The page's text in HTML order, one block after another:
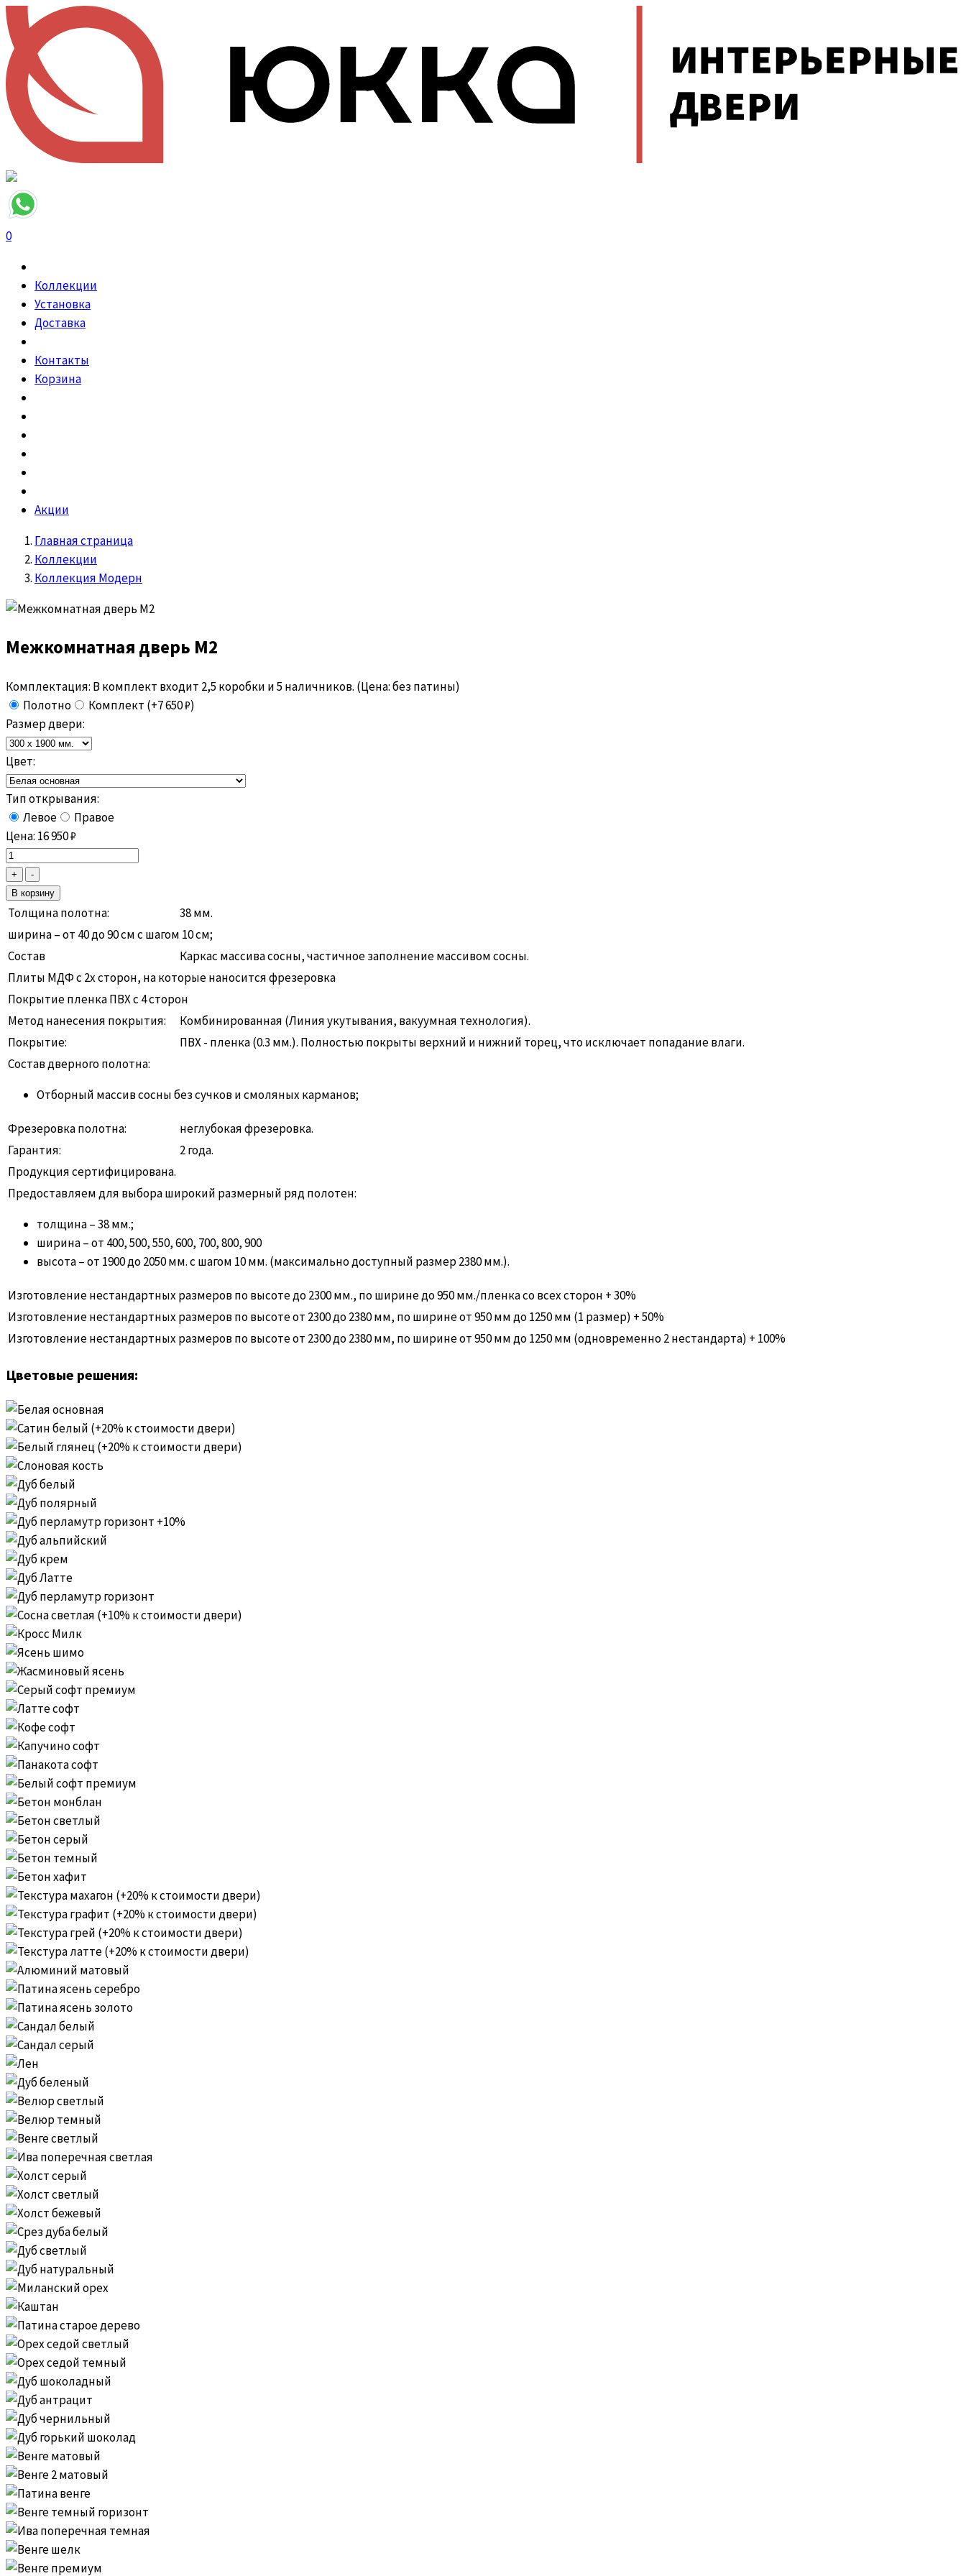
0
Коллекции
Установка
Доставка
Контакты
Корзина
Акции
Главная страница
Коллекции
Коллекция Модерн
Межкомнатная дверь М2
Комплектация: В комплект входит 2,5 коробки и 5 наличников. (Цена: без патины)
Полотно
Комплект (+7 650 ₽)
Размер двери:
Цвет:
Тип открывания:
Левое
Правое
Цена: 16 950₽
Толщина полотна:
38 мм.
ширина – от 40 до 90 см с шагом 10 см;
Состав
Каркас массива сосны, частичное заполнение массивом сосны.
Плиты МДФ с 2х сторон, на которые наносится фрезеровка
Покрытие пленка ПВХ с 4 сторон
Метод нанесения покрытия:
Комбинированная (Линия укутывания, вакуумная технология).
Покрытие:
ПВХ - пленка (0.3 мм.). Полностью покрыты верхний и нижний торец, что исключает попадание влаги.
Состав дверного полотна:
Отборный массив сосны без сучков и смоляных карманов;
Фрезеровка полотна:
неглубокая фрезеровка.
Гарантия:
2 года.
Продукция сертифицирована.
Предоставляем для выбора широкий размерный ряд полотен:
толщина – 38 мм.;
ширина – от 400, 500, 550, 600, 700, 800, 900
высота – от 1900 до 2050 мм. с шагом 10 мм. (максимально доступный размер 2380 мм.).
Изготовление нестандартных размеров по высоте до 2300 мм., по ширине до 950 мм./пленка со всех сторон + 30%
Изготовление нестандартных размеров по высоте от 2300 до 2380 мм, по ширине от 950 мм до 1250 мм (1 размер) + 50%
Изготовление нестандартных размеров по высоте от 2300 до 2380 мм, по ширине от 950 мм до 1250 мм (одновременно 2 нестандарта) + 100%
Цветовые решения: